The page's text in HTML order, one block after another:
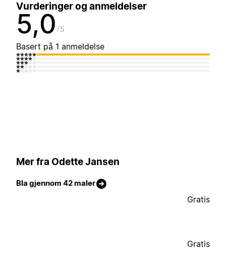
Vurderinger og anmeldelser
5,0 5
Basert på 1 anmeldelse
Mer fra Odette Jansen
Bla gjennom 42 maler
Gratis
Gratis